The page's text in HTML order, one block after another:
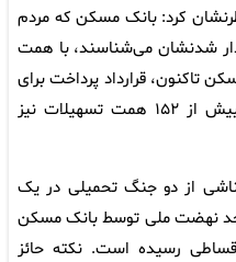
کرد: بانک مسکن که مردم
شدنشان می‌شناسند، با همت
تاکنون، قرارداد پرداخت برای
بیش از ۳۹۳هزار واحد را امضا و بیش از ۱۵۲ همت تسهیلات نیز
ناشی از دو جنگ تحمیلی در یک
حدود ۲۰۰ هزار واحد نهضت ملی توسط بانک مسکن
رسیده است. نکته حائز